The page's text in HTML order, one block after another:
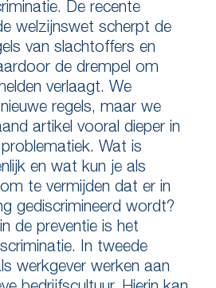
De recente
welzijnswet scherpt de
van slachtoffers en
de drempel om
verlaagt. We
regels, maar we
artikel vooral dieper in
Wat is
en wat kun je als
te vermijden dat er in
gediscrimineerd wordt?
de preventie is het
In tweede
werkgever werken aan